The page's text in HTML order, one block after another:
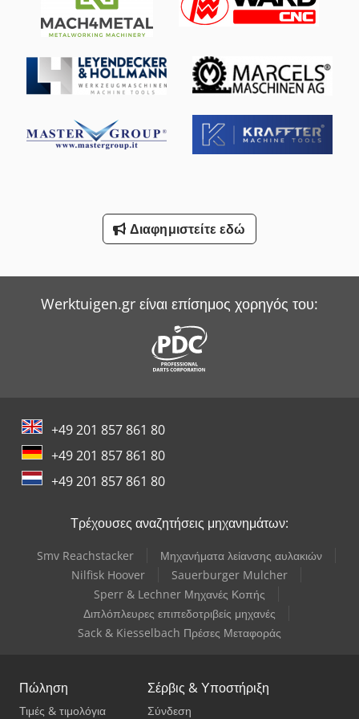
Διαφημιστείτε εδώ
Werktuigen.gr είναι επίσημος χορηγός του:
+49 201 857 861 80
+49 201 857 861 80
+49 201 857 861 80
Τρέχουσες αναζητήσεις μηχανημάτων:
Smv Reachstacker
Μηχανήματα λείανσης αυλακιών
Nilfisk Hoover
Sauerburger Mulcher
Sperr & Lechner Μηχανές Κοπής
Διπλόπλευρες επιπεδοτριβείς μηχανές
Sack & Kiesselbach Πρέσες Μεταφοράς
Πώληση
Τιμές & τιμολόγια
Σέρβις & Υποστήριξη
Σύνδεση